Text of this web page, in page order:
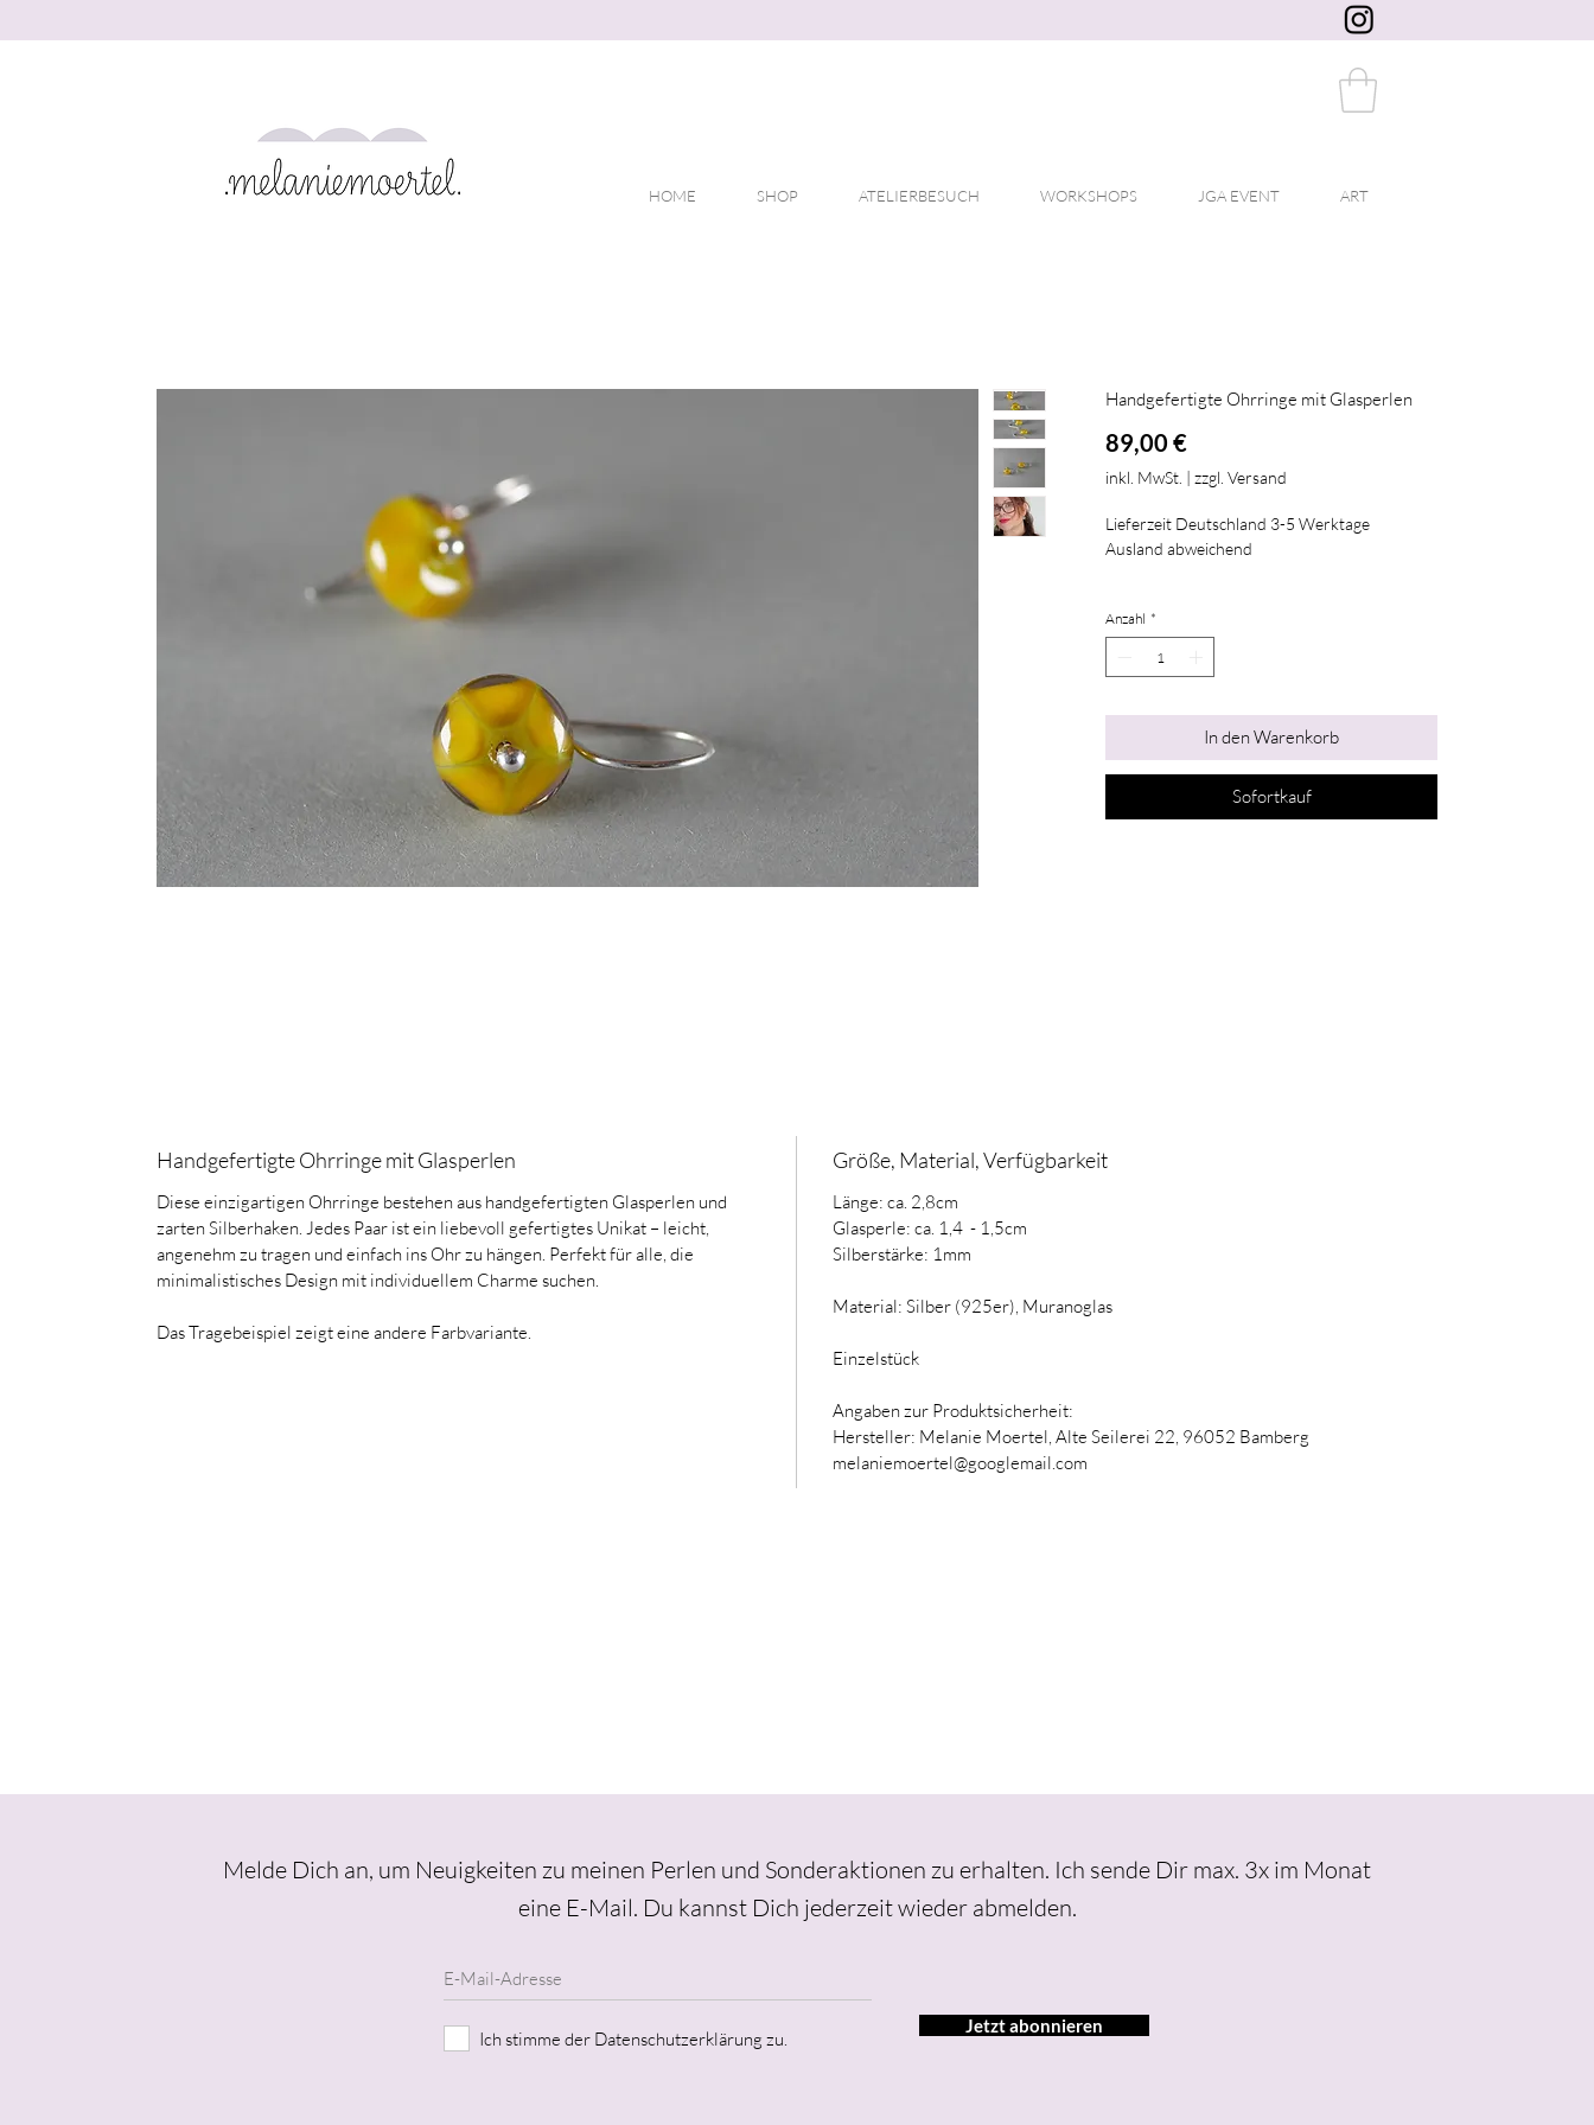
HOME SHOP ATELIERBESUCH WORKSHOPS JGA EVENT ART
Handgefertigte Ohrringe mit Glasperlen
89,00 €Preis
inkl. MwSt. | zzgl. Versand
Lieferzeit Deutschland 3-5 Werktage
Ausland abweichend
Anzahl *
In den Warenkorb
Sofortkauf
Handgefertigte Ohrringe mit Glasperlen
Diese einzigartigen Ohrringe bestehen aus handgefertigten Glasperlen und
zarten Silberhaken. Jedes Paar ist ein liebevoll gefertigtes Unikat – leicht,
angenehm zu tragen und einfach ins Ohr zu hängen. Perfekt für alle, die
minimalistisches Design mit individuellem Charme suchen.
Das Tragebeispiel zeigt eine andere Farbvariante.
Größe, Material, Verfügbarkeit
Länge: ca. 2,8cm
Glasperle: ca. 1,4 - 1,5cm
Silberstärke: 1mm
Material: Silber (925er), Muranoglas
Einzelstück
Angaben zur Produktsicherheit:
Hersteller: Melanie Moertel, Alte Seilerei 22, 96052 Bamberg
melaniemoertel@googlemail.com
Melde Dich an, um Neuigkeiten zu meinen Perlen und Sonderaktionen zu erhalten. Ich sende Dir max. 3x im Monat
eine E-Mail. Du kannst Dich jederzeit wieder abmelden.
Ich stimme der Datenschutzerklärung zu.
Jetzt abonnieren